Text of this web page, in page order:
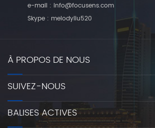
e-mail : info@focusens.com
Skype : melodyliu520
À PROPOS DE NOUS
SUIVEZ-NOUS
BALISES ACTIVES